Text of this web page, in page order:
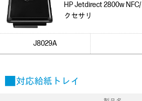
HP Jetdirect 2800w
クセサリ
J8029A
■ 対応給紙トレイ